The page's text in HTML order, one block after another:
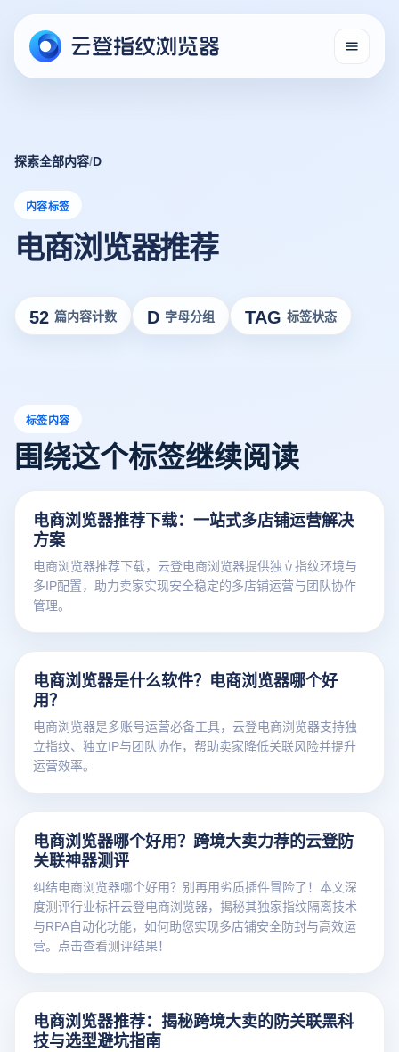
探索全部内容/D
内容标签
电商浏览器推荐
52 篇内容计数 D 字母分组 TAG 标签状态
标签内容
围绕这个标签继续阅读
电商浏览器推荐下载：一站式多店铺运营解决
方案
电商浏览器推荐下载，云登电商浏览器提供独立指纹环境与
多IP配置，助力卖家实现安全稳定的多店铺运营与团队协作
管理。
电商浏览器是什么软件？电商浏览器哪个好
用？
电商浏览器是多账号运营必备工具，云登电商浏览器支持独
立指纹、独立IP与团队协作，帮助卖家降低关联风险并提升
运营效率。
电商浏览器哪个好用？跨境大卖力荐的云登防
关联神器测评
纠结电商浏览器哪个好用？别再用劣质插件冒险了！本文深
度测评行业标杆云登电商浏览器，揭秘其独家指纹隔离技术
与RPA自动化功能，如何助您实现多店铺安全防封与高效运
营。点击查看测评结果！
电商浏览器推荐：揭秘跨境大卖的防关联黑科
技与选型避坑指南